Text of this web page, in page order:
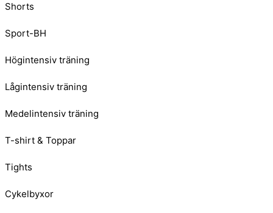
Shorts
Sport-BH
Högintensiv träning
Lågintensiv träning
Medelintensiv träning
T-shirt & Toppar
Tights
Cykelbyxor